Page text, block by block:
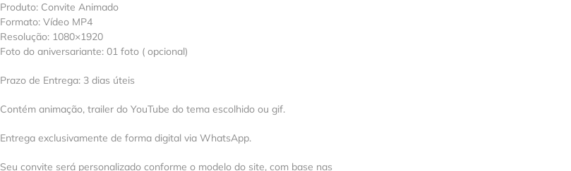
Produto: Convite Animado
Formato: Vídeo MP4
Resolução: 1080×1920
Foto do aniversariante: 01 foto ( opcional)
Prazo de Entrega: 3 dias úteis
Contém animação, trailer do YouTube do tema escolhido ou gif.
Entrega exclusivamente de forma digital via WhatsApp.
Seu convite será personalizado conforme o modelo do site, com base nas